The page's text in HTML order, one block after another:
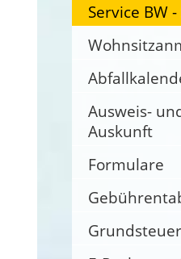
Service BW
Ausweis-
Auskunft
Formulare
Grundsteuer